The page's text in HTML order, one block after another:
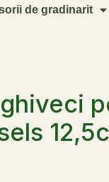
de gradinarit